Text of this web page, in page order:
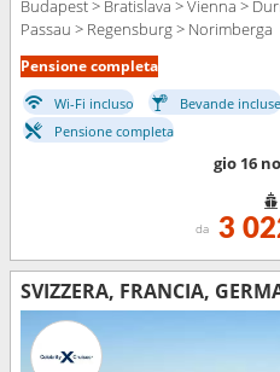
Budapest > Bratislava > Vienna >
Passau > Regensburg > Norimberga
Pensione completa
Wi-Fi incluso Bevande incluse
Pensione completa
gio 16
da 3
SVIZZERA, FRANCIA,